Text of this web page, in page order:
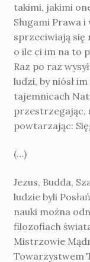
takimi, jakimi
Sługami Prawa
sprzeciwiają się
o ile ci im na to
Raz po raz
ludzi, by niósł
tajemnicach
przestrzegając,
powtarzając:
(…)
Jezus, Budda,
ludzie byli
nauki można
filozofiach
Mistrzowie
Towarzystwem